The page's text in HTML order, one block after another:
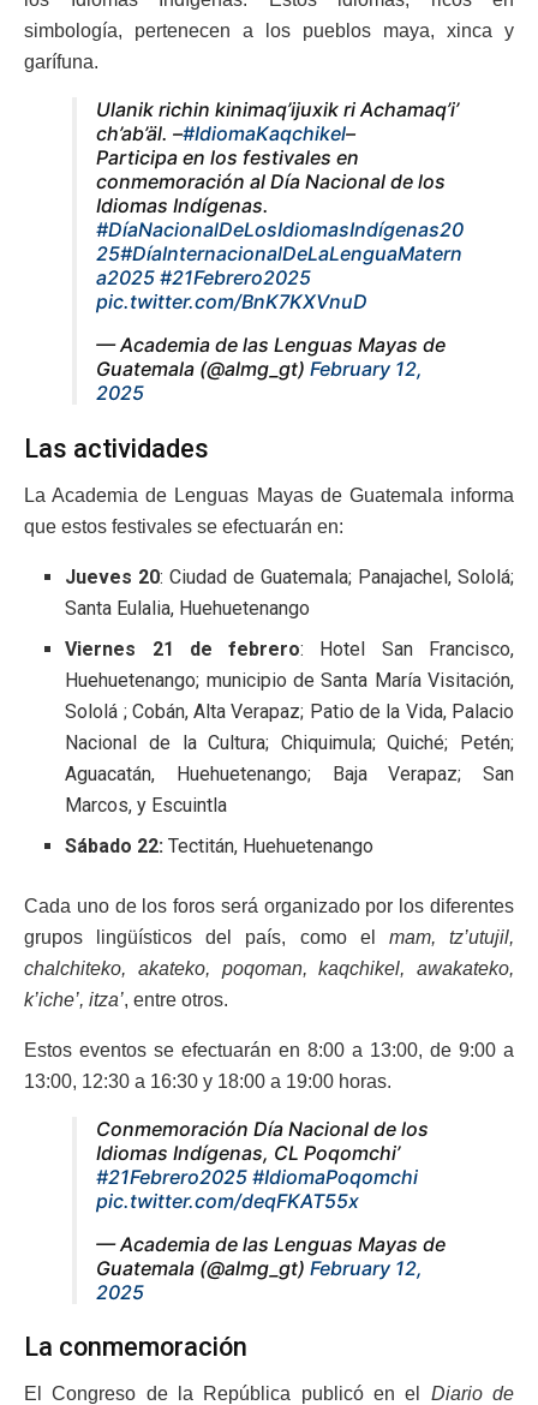
simbología, pertenecen a los pueblos maya, xinca y
garífuna.
Ulanik richin kinimaq’ijuxik ri Achamaq’i’
ch’ab’äl. –#IdiomaKaqchikel–
Participa en los festivales en
conmemoración al Día Nacional de los
Idiomas Indígenas.
#DíaNacionalDeLosIdiomasIndígenas20
25#DíaInternacionalDeLaLenguaMatern
a2025 #21Febrero2025
pic.twitter.com/BnK7KXVnuD
— Academia de las Lenguas Mayas de
Guatemala (@almg_gt) February 12,
2025
Las actividades
La Academia de Lenguas Mayas de Guatemala informa
que estos festivales se efectuarán en:
Jueves 20: Ciudad de Guatemala; Panajachel, Sololá;
Santa Eulalia, Huehuetenango
Viernes 21 de febrero: Hotel San Francisco,
Huehuetenango; municipio de Santa María Visitación,
Sololá ; Cobán, Alta Verapaz; Patio de la Vida, Palacio
Nacional de la Cultura; Chiquimula; Quiché; Petén;
Aguacatán, Huehuetenango; Baja Verapaz; San
Marcos, y Escuintla
Sábado 22: Tectitán, Huehuetenango
Cada uno de los foros será organizado por los diferentes
grupos lingüísticos del país, como el mam, tz’utujil,
chalchiteko, akateko, poqoman, kaqchikel, awakateko,
k’iche’, itza’, entre otros.
Estos eventos se efectuarán en 8:00 a 13:00, de 9:00 a
13:00, 12:30 a 16:30 y 18:00 a 19:00 horas.
Conmemoración Día Nacional de los
Idiomas Indígenas, CL Poqomchi’
#21Febrero2025 #IdiomaPoqomchi
pic.twitter.com/deqFKAT55x
— Academia de las Lenguas Mayas de
Guatemala (@almg_gt) February 12,
2025
La conmemoración
El Congreso de la República publicó en el Diario de